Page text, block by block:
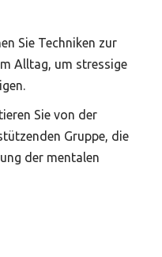
Sie Techniken zur
Alltag, um stressige
Sie von der
Gruppe, die
der mentalen